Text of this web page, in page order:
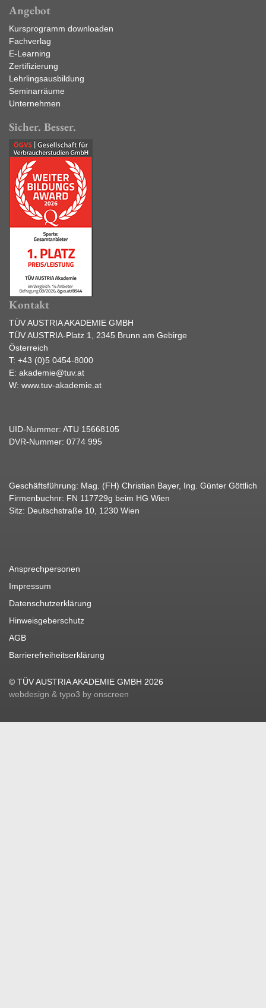
Angebot
Kursprogramm downloaden
Fachverlag
E-Learning
Zertifizierung
Lehrlingsausbildung
Seminarräume
Unternehmen
Sicher. Besser.
Kontakt
TÜV AUSTRIA AKADEMIE GMBH
TÜV AUSTRIA-Platz 1, 2345 Brunn am Gebirge
Österreich
T: +43 (0)5 0454-8000
E: akademie@tuv.at
W: www.tuv-akademie.at
UID-Nummer: ATU 15668105
DVR-Nummer: 0774 995
Geschäftsführung: Mag. (FH) Christian Bayer, Ing. Günter Göttlich
Firmenbuchnr: FN 117729g beim HG Wien
Sitz: Deutschstraße 10, 1230 Wien
Ansprechpersonen
Impressum
Datenschutzerklärung
Hinweisgeberschutz
AGB
Barrierefreiheitserklärung
© TÜV AUSTRIA AKADEMIE GMBH 2026
webdesign & typo3 by onscreen